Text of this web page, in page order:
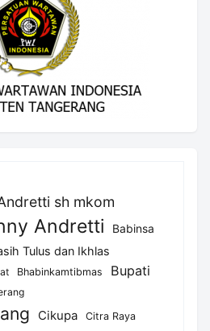
sh mkom
Andretti Babinsa
Tulus dan Ikhlas
Bhabinkamtibmas Bupati
Cikupa Citra Raya